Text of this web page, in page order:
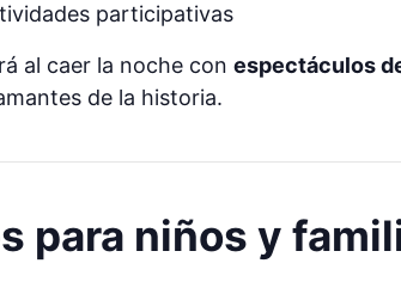
participativas
al caer la noche con espectáculos
de la historia.
para niños y